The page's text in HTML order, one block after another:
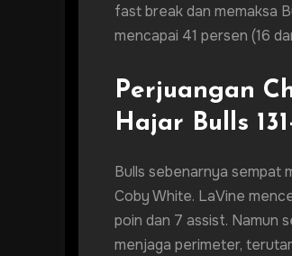
fast break dan memaksa
mencapai 41 persen (16
Perjuangan
Hajar Bulls 131-
Bulls sebenarnya sempat
Coby White. LaVine
poin dan 7 assist. Namun
menjaga perimeter,